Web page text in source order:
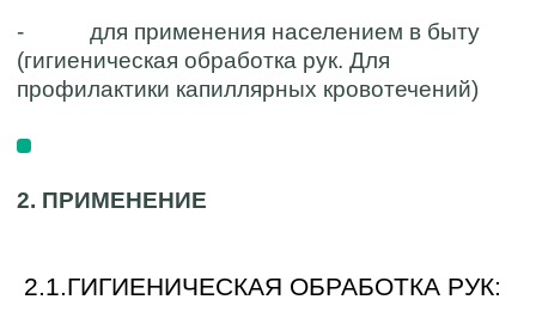
- для применения населением в быту
(гигиеническая обработка рук. Для
профилактики капиллярных кровотечений)
2. ПРИМЕНЕНИЕ
2.1.ГИГИЕНИЧЕСКАЯ ОБРАБОТКА РУК: